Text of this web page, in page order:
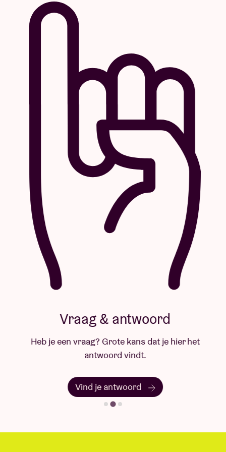
Abdelhafid CHAKKOUR, ‘oud
Ahmed KHAILI, darbouka
M’hamed EL MENJRA, bas
Karim ZIAD, drums
Brussels Philharmonic Soloists: Alissa
VAITSNER, Annelies BROECKHOVEN & Gillis
VELDEMAN (eerste viool); Anton SKAKUN &
Aline JANECZEK (tweede viool); Stephan
UELPENICH & Hélène KOERVER (altviool);
Julius HIMMLER & Kirsten ANDERSEN (cello);
Dominique BODART (trompet); Pieter PELLENS
(altsaxofoon); Alexandre MAINZ (trombone)
Brussels Philharmonic Soloists
Onder de naam Brussels Philharmonic Soloists
brengen de musici van Brussels Philharmonic sinds
verscheidene bezettingen.
De musici van Brussels Philharmonic zijn virtuoos
en veelzijdig - als Solisten van Brussels Philharmonic
spelen ze dan ook een breed repertoire, van barok
tot hedendaags, van conceptueel tot film, van grote
klassiekers tot onverwachte cross-overs. Net als bij
solisten mensen samenbrengen rond muziek, soms
Vraag & antwoord
Heb je een vraag? Grote kans dat je hier het
antwoord vindt.
Vind je antwoord